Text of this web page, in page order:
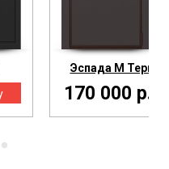
Эспада М Термо
170 000 р.